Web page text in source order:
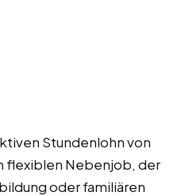
Stundenlohn von
flexiblen Nebenjob, der
oder familiären